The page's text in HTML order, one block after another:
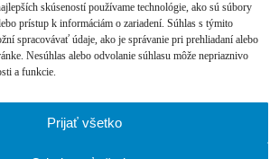
skúseností používame technológie, ako sú súbory
prístup k informáciám o zariadení. Súhlas s týmito
spracovávať údaje, ako je správanie pri prehliadaní alebo
Nesúhlas alebo odvolanie súhlasu môže nepriaznivo
a funkcie.
Prijať všetko
plánuje rehabilitovať
prišiel denník Plus jeden deň, ktorý ...